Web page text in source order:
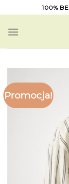
to
content
100%
Promocja!